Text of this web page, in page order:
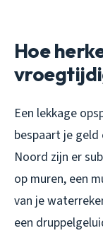
Hoe
Een lekkage
bespaart je
Noord zijn er
op muren, een
van je
een